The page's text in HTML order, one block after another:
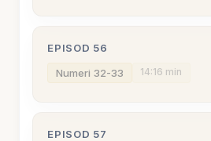
EPISOD 56
Numeri 32-33 14:16 min
EPISOD 57